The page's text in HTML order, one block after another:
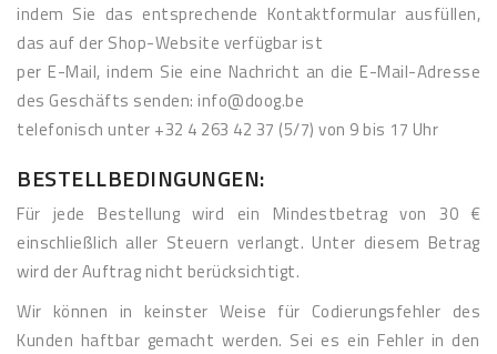
indem Sie das entsprechende Kontaktformular ausfüllen,
das auf der Shop-Website verfügbar ist
per E-Mail, indem Sie eine Nachricht an die E-Mail-Adresse
des Geschäfts senden: info@doog.be
telefonisch unter +32 4 263 42 37 (5/7) von 9 bis 17 Uhr
BESTELLBEDINGUNGEN:
Für jede Bestellung wird ein Mindestbetrag von 30 €
einschließlich aller Steuern verlangt. Unter diesem Betrag
wird der Auftrag nicht berücksichtigt.
Wir können in keinster Weise für Codierungsfehler des
Kunden haftbar gemacht werden. Sei es ein Fehler in den